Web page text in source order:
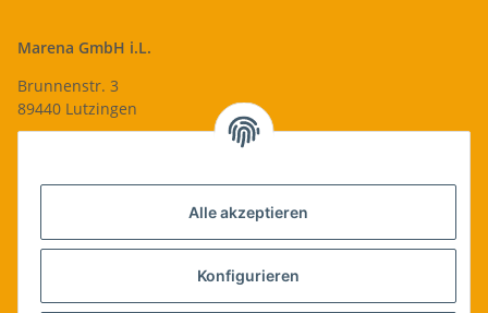
Alle akzeptieren
Konfigurieren
Marena GmbH i.L.
Brunnenstr. 3
89440 Lutzingen